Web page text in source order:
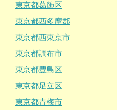
東京都葛飾区
東京都西多摩郡
東京都西東京市
東京都調布市
東京都豊島区
東京都足立区
東京都青梅市